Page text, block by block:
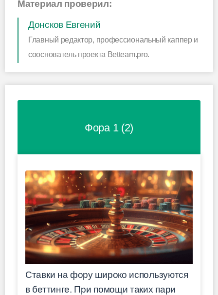
Материал проверил:
Донсков Евгений
Главный редактор, профессиональный каппер и
сооснователь проекта Betteam.pro.
Фора 1 (2)
Ставки на фору широко используются
в беттинге. При помощи таких пари